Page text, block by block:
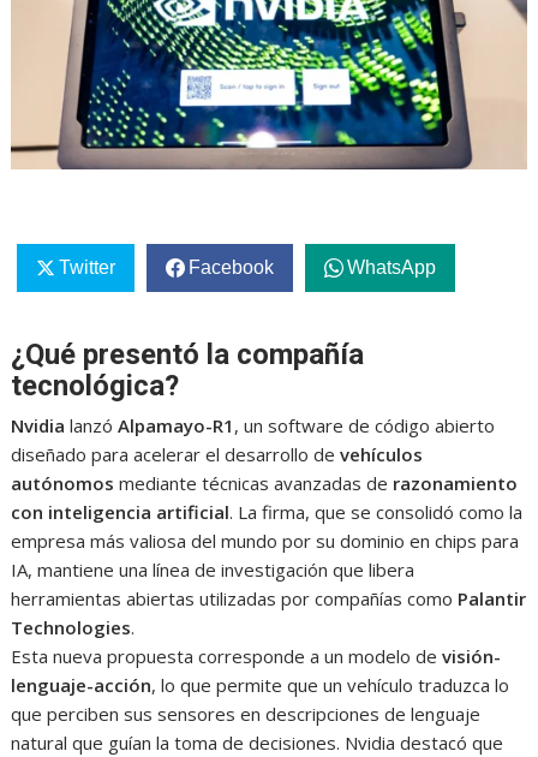
Twitter Facebook WhatsApp
¿Qué presentó la compañía
tecnológica?
Nvidia lanzóAlpamayo-R1 , un software de código abierto
diseñado para acelerar el desarrollo devehículos
autónomos mediante técnicas avanzadas de razonamiento
con inteligencia artificial. La firma, que se consolidó como la
empresa más valiosa del mundo por su dominio en chips para
IA, mantiene una línea de investigación que libera
herramientas abiertas utilizadas por compañías como Palantir
Technologies.
Esta nueva propuesta corresponde a un modelo devisión-
lenguaje-acción, lo que permite que un vehículo traduzca lo
que perciben sus sensores en descripciones de lenguaje
natural que guían la toma de decisiones. Nvidia destacó que